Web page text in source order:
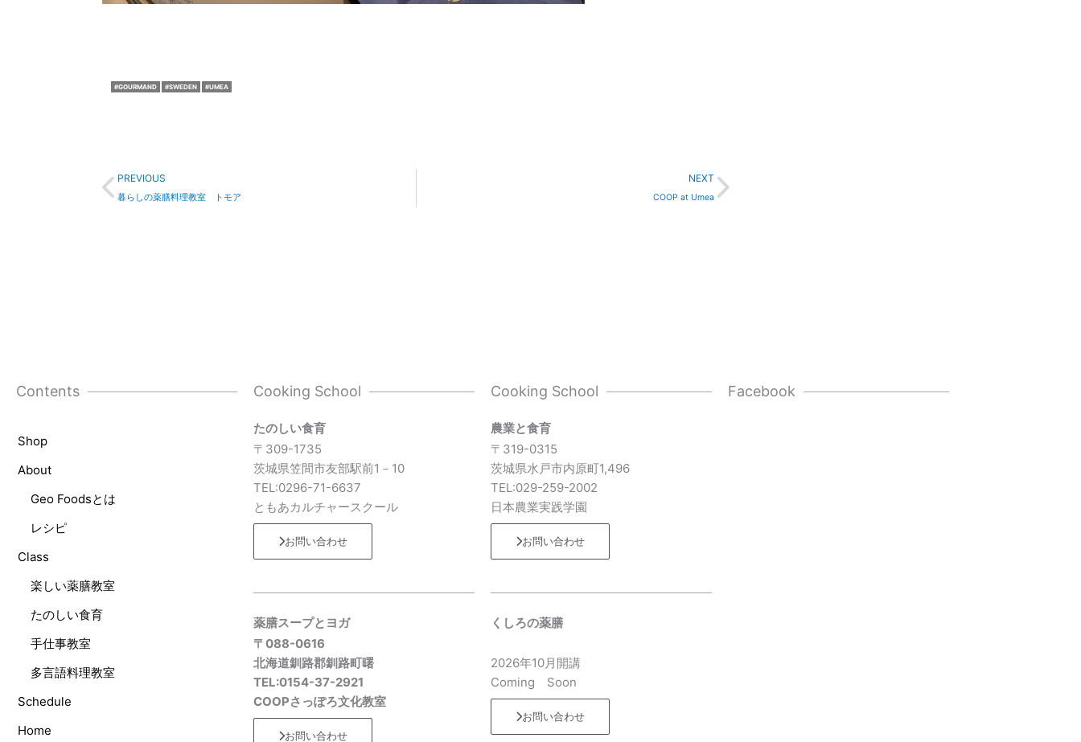
GOURMAND SWEDEN UMEA
Prev
PREVIOUS
暮らしの薬膳料理教室 トモア
NEXT
COOP at Umea
Next
Contents
Shop
About
Geo Foodsとは
レシピ
Class
楽しい薬膳教室
たのしい食育
手仕事教室
多言語料理教室
Schedule
Home
Cooking School
たのしい食育
〒309-1735
茨城県笠間市友部駅前1－10
TEL:0296-71-6637
ともあカルチャースクール
お問い合わせ
薬膳スープとヨガ
〒088-0616
北海道釧路郡釧路町曙
TEL:0154-37-2921
COOPさっぽろ文化教室
お問い合わせ
Cooking School
農業と食育
〒319-0315
茨城県水戸市内原町1,496
TEL:029-259-2002
日本農業実践学園
お問い合わせ
くしろの薬膳
2026年10月開講
Coming Soon
お問い合わせ
Facebook